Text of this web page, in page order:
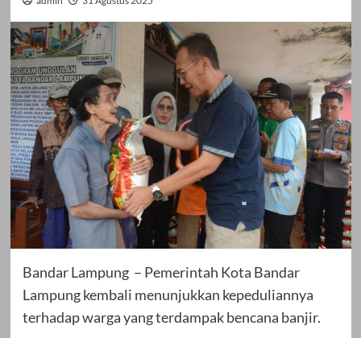
Bandar Lampung – Pemerintah Kota Bandar
Lampung kembali menunjukkan kepeduliannya
terhadap warga yang terdampak bencana banjir.